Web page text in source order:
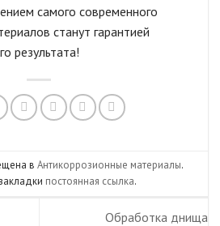
самого современного
станут гарантией
результата!
в Антикоррозионные материалы.
постоянная ссылка.
Обработка днища